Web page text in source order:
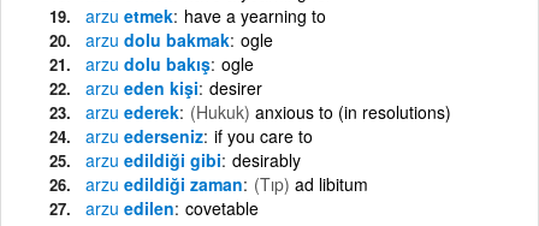
arzu etmek have a yearning to
arzu dolu bakmak ogle
arzu dolu bakış ogle
arzu eden kişi desirer
arzu ederek (Hukuk) anxious to (in resolutions)
arzu ederseniz if you care to
arzu edildiği gibi desirably
arzu edildiği zaman (Tıp) ad libitum
arzu edilen covetable